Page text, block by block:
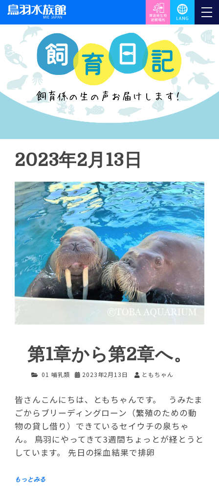
2023年2月13日
第1章から第2章へ。
01 哺乳類 2023年2月13日 ともちゃん
皆さんこんにちは、ともちゃんです。 うみたま
ごからブリーディングローン（繁殖のための動
物の貸し借り）できているセイウチの泉ちゃ
ん。 鳥羽にやってきて3週間ちょっとが経とうと
しています。 先日の採血結果で排卵